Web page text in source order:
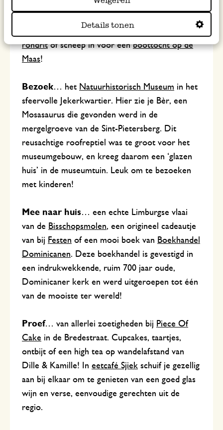
Details tonen
Basiliek van Sint Servaasop het
rondritof scheep in voor eenboottocht op de
Maas!
Bezoek… het Natuurhistorisch Museum in het
sfeervolle Jekerkwartier. Hier zie je Bèr, een
Mosasaurus die gevonden werd in de
mergelgroeve van de Sint-Pietersberg. Dit
reusachtige roofreptiel was te groot voor het
museumgebouw, en kreeg daarom een ‘glazen
huis’ in de museumtuin. Leuk om te bezoeken
met kinderen!
Mee naar huis… een echte Limburgse vlaai
van de Bisschopsmolen, een origineel cadeautje
van bij Festen of een mooi boek van Boekhandel
Dominicanen. Deze boekhandel is gevestigd in
een indrukwekkende, ruim 700 jaar oude,
Dominicaner kerk en werd uitgeroepen tot één
van de mooiste ter wereld!
Proef… van allerlei zoetigheden bij Piece Of
Cake in de Bredestraat. Cupcakes, taartjes,
ontbijt of een high tea op wandelafstand van
Dille & Kamille! In eetcafé Sjiek schuif je gezellig
aan bij elkaar om te genieten van een goed glas
wijn en verse, eenvoudige gerechten uit de
regio.